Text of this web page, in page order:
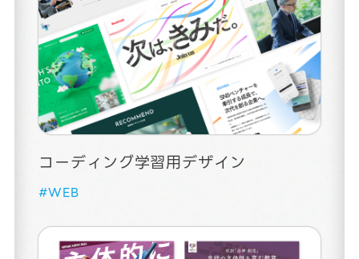
コーディング学習用デザイン
#WEB